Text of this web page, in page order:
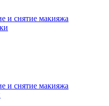
и снятие макияжа
и снятие макияжа